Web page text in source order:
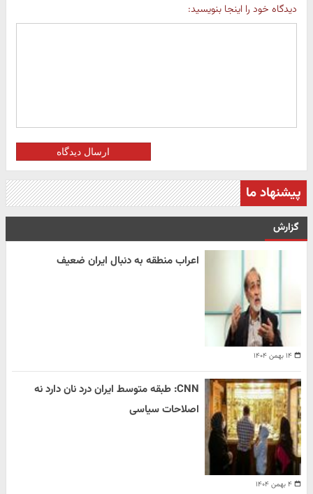
دیدگاه خود را اینجا بنویسید:
ارسال دیدگاه
پیشنهاد ما
گزارش
۱۴ بهمن ۱۴۰۴
اعراب منطقه به دنبال ایران ضعیف
۴ بهمن ۱۴۰۴
CNN: طبقه متوسط ایران درد نان دارد نه
اصلاحات سیاسی